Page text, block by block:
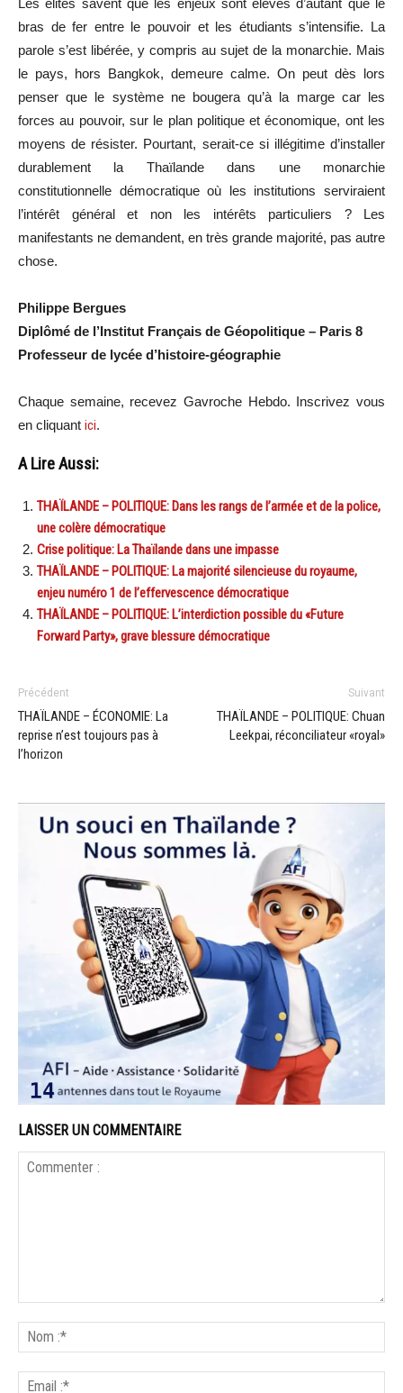
Les élites savent que les enjeux sont élevés d’autant que le
bras de fer entre le pouvoir et les étudiants s’intensifie. La
parole s’est libérée, y compris au sujet de la monarchie. Mais
le pays, hors Bangkok, demeure calme. On peut dès lors
penser que le système ne bougera qu’à la marge car les
forces au pouvoir, sur le plan politique et économique, ont les
moyens de résister. Pourtant, serait-ce si illégitime d’installer
durablement la Thaïlande dans une monarchie
constitutionnelle démocratique où les institutions serviraient
l’intérêt général et non les intérêts particuliers ? Les
manifestants ne demandent, en très grande majorité, pas autre
chose.
Philippe Bergues
Diplômé de l’Institut Français de Géopolitique – Paris 8
Professeur de lycée d’histoire-géographie
Chaque semaine, recevez Gavroche Hebdo. Inscrivez vous
en cliquant ici.
A Lire Aussi:
THAÏLANDE – POLITIQUE: Dans les rangs de l’armée et de la police,
une colère démocratique
Crise politique: La Thaïlande dans une impasse
THAÏLANDE – POLITIQUE: La majorité silencieuse du royaume,
enjeu numéro 1 de l’effervescence démocratique
THAÏLANDE – POLITIQUE: L’interdiction possible du «Future
Forward Party», grave blessure démocratique
Précédent
THAÏLANDE – ÉCONOMIE: La
reprise n’est toujours pas à
l’horizon
Suivant
THAÏLANDE – POLITIQUE: Chuan
Leekpai, réconciliateur «royal»
LAISSER UN COMMENTAIRE